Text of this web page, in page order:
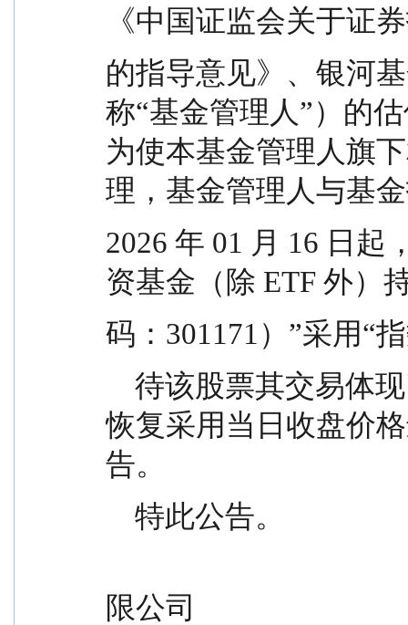
《中国证监会关于证
的指导意见》、银河
称“基金管理人”）的
为使本基金管理人旗
理，基金管理人与基
2026 年 01 月 16 日
资基金（除 ETF 外）
码：301171）”采用“
恢复采用当日收盘价
告。
    特此公告。
限公司